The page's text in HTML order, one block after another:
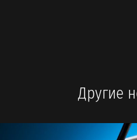
Другие